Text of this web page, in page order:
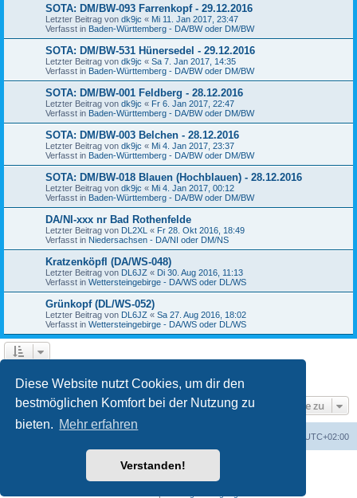
Diese Website nutzt Cookies, um dir den
bestmöglichen Komfort bei der Nutzung zu
bieten. Mehr erfahren
Verstanden!
SOTA: DM/BW-093 Farrenkopf - 29.12.2016
Letzter Beitrag von dk9jc « Mi 11. Jan 2017, 23:47
Verfasst in Baden-Württemberg - DA/BW oder DM/BW
SOTA: DM/BW-531 Hünersedel - 29.12.2016
Letzter Beitrag von dk9jc « Sa 7. Jan 2017, 14:35
Verfasst in Baden-Württemberg - DA/BW oder DM/BW
SOTA: DM/BW-001 Feldberg - 28.12.2016
Letzter Beitrag von dk9jc « Fr 6. Jan 2017, 22:47
Verfasst in Baden-Württemberg - DA/BW oder DM/BW
SOTA: DM/BW-003 Belchen - 28.12.2016
Letzter Beitrag von dk9jc « Mi 4. Jan 2017, 23:37
Verfasst in Baden-Württemberg - DA/BW oder DM/BW
SOTA: DM/BW-018 Blauen (Hochblauen) - 28.12.2016
Letzter Beitrag von dk9jc « Mi 4. Jan 2017, 00:12
Verfasst in Baden-Württemberg - DA/BW oder DM/BW
DA/NI-xxx nr Bad Rothenfelde
Letzter Beitrag von DL2XL « Fr 28. Okt 2016, 18:49
Verfasst in Niedersachsen - DA/NI oder DM/NS
Kratzenköpfl (DA/WS-048)
Letzter Beitrag von DL6JZ « Di 30. Aug 2016, 11:13
Verfasst in Wettersteingebirge - DA/WS oder DL/WS
Grünkopf (DL/WS-052)
Letzter Beitrag von DL6JZ « Sa 27. Aug 2016, 18:02
Verfasst in Wettersteingebirge - DA/WS oder DL/WS
Gehe zu
UTC+02:00
Powered byphpBB® Forum Software © phpBB Limited
phpBB.de